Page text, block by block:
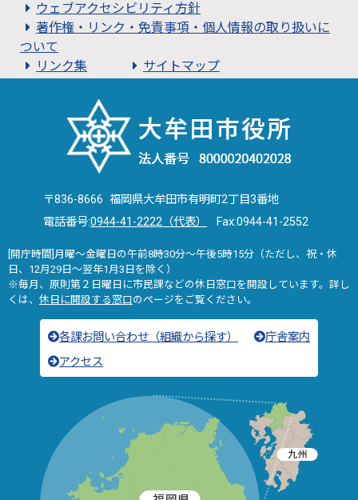
ウェブアクセシビリティ方針
著作権・リンク・免責事項・個人情報の取り扱いに
ついて
リンク集
サイトマップ
〒836-8666 福岡県大牟田市有明町2丁目3番地
電話番号:0944-41-2222（代表） Fax:0944-41-2552
[開庁時間]月曜～金曜日の午前8時30分～午後5時15分（ただし、祝・休
日、12月29日～翌年1月3日を除く）
※毎月、原則第２日曜日に市民課などの休日窓口を開設しています。詳し
くは、 休日に開設する窓口のページをご覧ください。
各課お問い合わせ（組織から探す）
庁舎案内
アクセス